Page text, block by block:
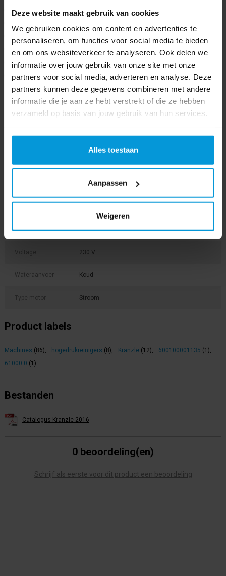
Deze website maakt gebruik van cookies
We gebruiken cookies om content en advertenties te
personaliseren, om functies voor social media te bieden
en om ons websiteverkeer te analyseren. Ook delen we
informatie over jouw gebruik van onze site met onze
partners voor social media, adverteren en analyse. Deze
partners kunnen deze gegevens combineren met andere
informatie die je aan ze hebt verstrekt of die ze hebben
verzameld op basis van jouw gebruik van hun services.
Alles toestaan
Aanpassen
Weigeren
Reinigingsmiddelen aanzuiging (ingebouwd)
Pistool met uitschakelbeveiliging "Midi"
Vuilfreeslans met buis uit RVS
Vlakstraallans met buis uit RVS
Parkeerrem
Product specificaties
30-150 bar
Gewicht 62 kg
230 V
Wateraanvoer Koud
Type motor Stroom
Product labels
Machines (86), hogedrukreinigers (8), Kranzle (12), 600100001135 (1),
61000.0 (1)
Bestanden
Catalogus Kranzle 2016
0 beoordeling(en)
Schrijf als eerste voor dit product een beoordeling